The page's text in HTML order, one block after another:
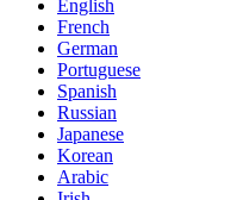
English
French
German
Portuguese
Spanish
Russian
Japanese
Korean
Arabic